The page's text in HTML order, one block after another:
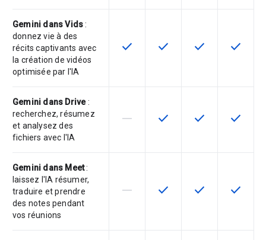
Gemini dans Vids:
donnez vie à des
récits captivants avec
la création de vidéos
optimisée par l'IA
Cette fonctionnalité est disponible
check Cette fonctionnalité est
check Cette
check Cette
check
Gemini dans Drive:
recherchez, résumez
et analysez des
fichiers avec l'IA
Cette fonctionnalité n'est pas
horizontal_rule Cette fonctionnalité est
check Cette
check Cette
check
Gemini dans Meet:
laissez l'IA résumer,
traduire et prendre
des notes pendant
vos réunions
Cette fonctionnalité n'est pas
horizontal_rule Cette fonctionnalité est
check Cette
check Cette
check